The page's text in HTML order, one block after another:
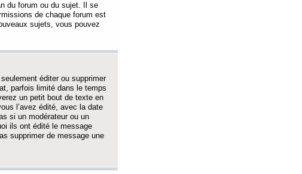
du forum ou du sujet. Il se
de chaque forum est
sujets, vous pouvez
éditer ou supprimer
parfois limité dans le temps
un petit bout de texte en
l’avez édité, avec la date
si un modérateur ou un
ils ont édité le message
supprimer de message une